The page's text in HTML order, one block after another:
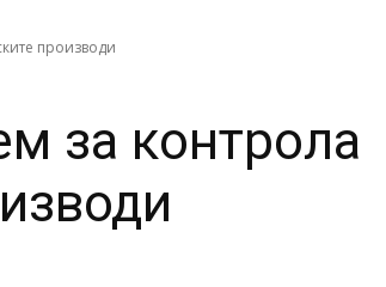
производи
за контрола